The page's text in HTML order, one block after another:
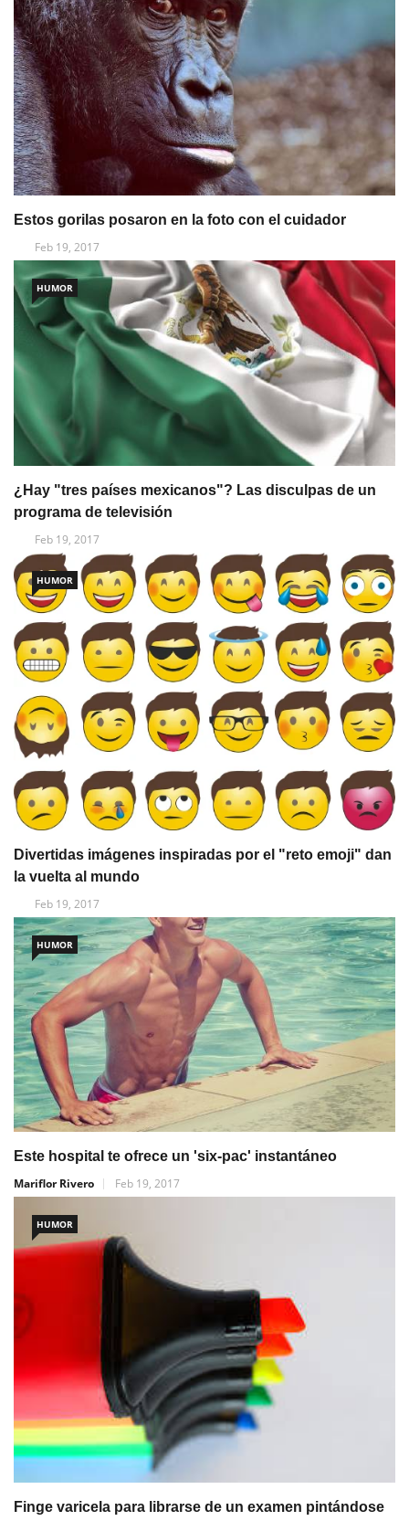
Estos gorilas posaron en la foto con el cuidador
Feb 19, 2017
HUMOR
¿Hay "tres países mexicanos"? Las disculpas de un
programa de televisión
Feb 19, 2017
HUMOR
Divertidas imágenes inspiradas por el "reto emoji" dan
la vuelta al mundo
Feb 19, 2017
HUMOR
Este hospital te ofrece un 'six-pac' instantáneo
Mariflor Rivero
Feb 19, 2017
HUMOR
Finge varicela para librarse de un examen pintándose